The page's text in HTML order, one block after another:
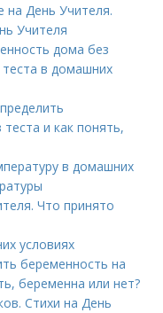
День Учителя.
Учителя
дома без
в домашних
и как понять,
в домашних
Что принято
условиях
беременность на
беременна или нет?
Стихи на День